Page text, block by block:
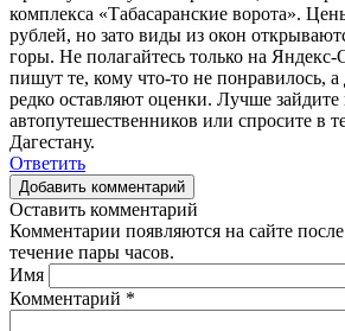
комплекса «Табасаранские ворота».
рублей, но зато виды из окон
горы. Не полагайтесь только на
пишут те, кому что-то не понравилось,
редко оставляют оценки. Лучше
автопутешественников или спросите в
Дагестану.
Ответить
Добавить комментарий
Оставить комментарий
Комментарии появляются на сайте
течение пары часов.
Имя
Комментарий *